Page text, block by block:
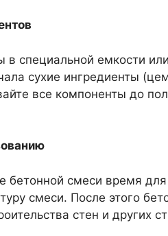
специальной емкости
сухие ингредиенты
все компоненты до
бетонной смеси время
смеси. После этого
стен и других